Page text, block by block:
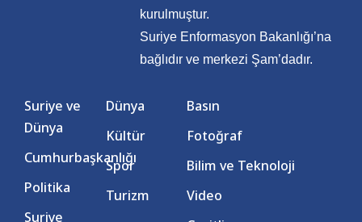
kurulmuştur.
Suriye Enformasyon Bakanlığı’na
bağlıdır ve merkezi Şam’dadır.
Suriye ve
Dünya
Cumhurbaşkanlığı
Politika
Suriye
Dünya
Kültür
Spor
Turizm
Basın
Fotoğraf
Bilim ve Teknoloji
Video